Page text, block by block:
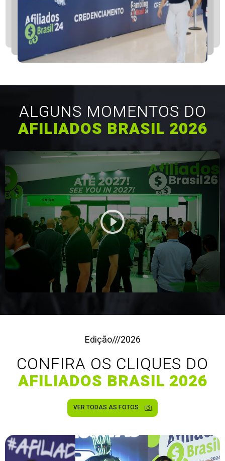
ALGUNS MOMENTOS DO
AFILIADOS BRASIL 2026
Edição///2026
CONFIRA OS CLIQUES DO
AFILIADOS BRASIL 2026
VER TODAS AS FOTOS